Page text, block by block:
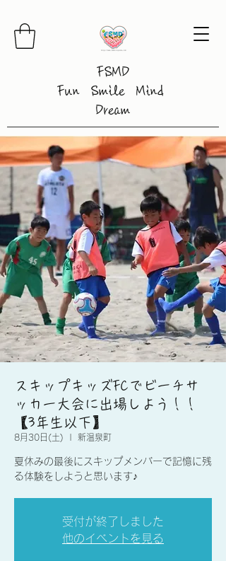
FSMD
Fun Smile Mind
Dream
スキップキッズFCでビーチサ
ッカー大会に出場しよう！！
【3年生以下】
8月30日(土) 新温泉町
夏休みの最後にスキップメンバーで記憶に残
る体験をしようと思います♪
受付が終了しました
他のイベントを見る